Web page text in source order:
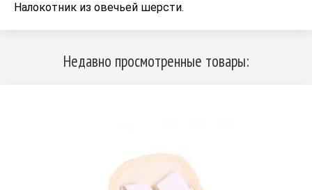
Налокотник из овечьей шерсти.
Недавно просмотренные товары: